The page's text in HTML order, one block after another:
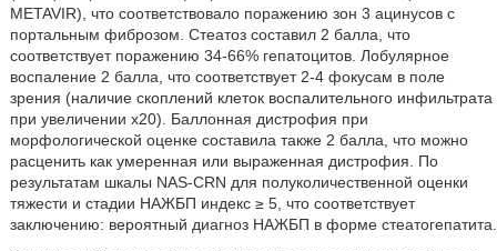
METAVIR), что соответствовало поражению зон 3 ацинусов с
портальным фиброзом. Стеатоз составил 2 балла, что
соответствует поражению 34-66% гепатоцитов. Лобулярное
воспаление 2 балла, что соответствует 2-4 фокусам в поле
зрения (наличие скоплений клеток воспалительного инфильтрата
при увеличении х20). Баллонная дистрофия при
морфологической оценке составила также 2 балла, что можно
расценить как умеренная или выраженная дистрофия. По
результатам шкалы NAS-CRN для полуколичественной оценки
тяжести и стадии НАЖБП индекс ≥ 5, что соответствует
заключению: вероятный диагноз НАЖБП в форме стеатогепатита.